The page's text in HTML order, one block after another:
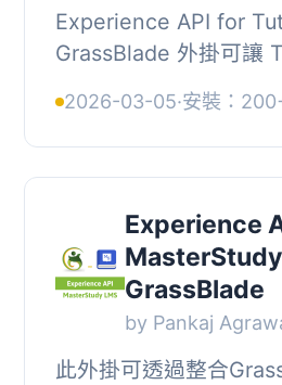
Experience API for
GrassBlade 外掛可讓
SCORM 1.2、SCORM
標準內容，並與 Gra...
2026-03-05·安裝：
Experience
GrassBlade
by Pankaj
此外掛可透過整合